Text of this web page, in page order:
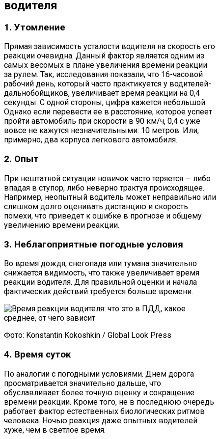
водителя
1. Утомление
Прямая зависимость усталости водителя на скорость его
реакции очевидна. Данный фактор является одним из
самых весомых в плане увеличения времени реакции
за рулем. Так, исследования показали, что 16-часовой
рабочий день, который часто практикуется у водителей-
дальнобойщиков, увеличивает время реакции на 0,4
секунды. С одной стороны, цифра кажется небольшой.
Однако если перевести ее в расстояние, которое успеет
пройти автомобиль при скорости в 90 км/ч, 0,4 с уже
вовсе не кажутся незначительными: 10 метров. Или,
примерно, два корпуса легкового автомобиля.
2. Опыт
При нештатной ситуации новичок часто теряется — либо
впадая в ступор, либо неверно трактуя происходящее.
Например, неопытный водитель может неправильно или
слишком долго оценивать дистанцию и скорость
помехи, что приведет к ошибке в прогнозе и общему
увеличению времени реакции.
3. Неблагоприятные погодные условия
Во время дождя, снегопада или тумана значительно
снижается видимость, что также увеличивает время
реакции водителя. Для правильной оценки и начала
фактических действий требуется больше времени.
Фото: Konstantin Kokoshkin / Global Look Press
4. Время суток
По аналогии с погодными условиями. Днем дорога
просматривается значительно дальше, что
обуславливает более точную оценку и сокращение
времени реакции. Кроме того, не в последнюю очередь
работает фактор естественных биологических ритмов
человека. Ночью реакция даже опытных водителей
хуже, чем в светлое время.